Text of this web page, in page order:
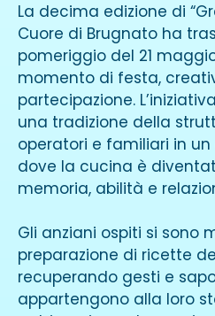
La decima edizione di
Cuore di Brugnato ha
pomeriggio del 21
momento di festa,
partecipazione.
una tradizione della
operatori e familiari in
dove la cucina è
memoria, abilità e
Gli anziani ospiti si sono
preparazione di ricette
recuperando gesti e
appartengono alla loro